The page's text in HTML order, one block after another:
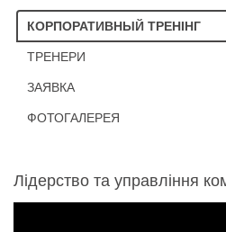
КОРПОРАТИВНЫЙ ТРЕНІНГ
ТРЕНЕРИ
ЗАЯВКА
ФОТОГАЛЕРЕЯ
Лідерство та управління